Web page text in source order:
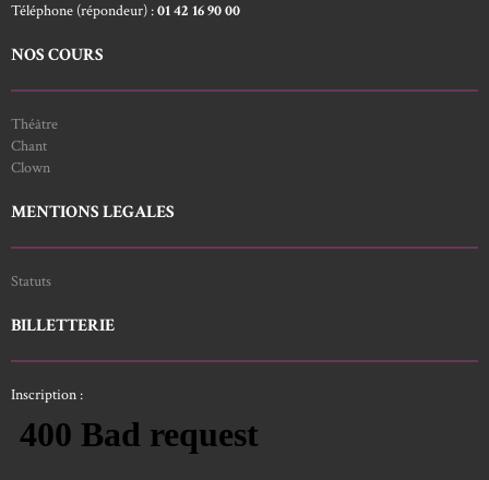
Téléphone (répondeur) :01 42 16 90 00
NOS COURS
Théâtre
Chant
Clown
MENTIONS LEGALES
Statuts
BILLETTERIE
Inscription :